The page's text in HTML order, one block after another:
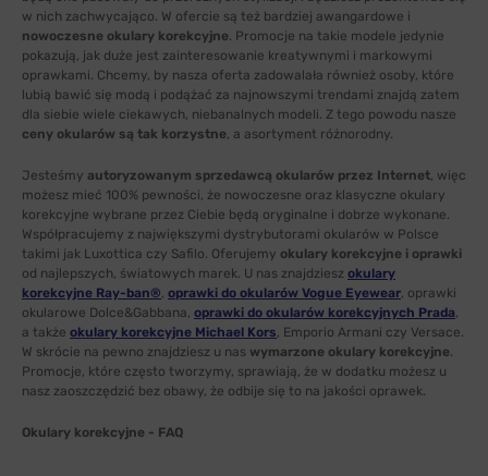
w nich zachwycająco. W ofercie są też bardziej awangardowe i
nowoczesne okulary korekcyjne. Promocje na takie modele jedynie
pokazują, jak duże jest zainteresowanie kreatywnymi i markowymi
oprawkami. Chcemy, by nasza oferta zadowalała również osoby, które
lubią bawić się modą i podążać za najnowszymi trendami znajdą zatem
dla siebie wiele ciekawych, niebanalnych modeli. Z tego powodu nasze
ceny okularów są tak korzystne, a asortyment różnorodny.
Jesteśmy autoryzowanym sprzedawcą okularów przez Internet, więc
możesz mieć 100% pewności, że nowoczesne oraz klasyczne okulary
korekcyjne wybrane przez Ciebie będą oryginalne i dobrze wykonane.
Współpracujemy z największymi dystrybutorami okularów w Polsce
takimi jak Luxottica czy Safilo. Oferujemy okulary korekcyjne i oprawki
od najlepszych, światowych marek. U nas znajdziesz okulary
korekcyjne Ray-ban®, oprawki do okularów Vogue Eyewear, oprawki
okularowe Dolce&Gabbana, oprawki do okularów korekcyjnych Prada,
a także okulary korekcyjne Michael Kors, Emporio Armani czy Versace.
W skrócie na pewno znajdziesz u nas wymarzone okulary korekcyjne.
Promocje, które często tworzymy, sprawiają, że w dodatku możesz u
nasz zaoszczędzić bez obawy, że odbije się to na jakości oprawek.
Okulary korekcyjne - FAQ